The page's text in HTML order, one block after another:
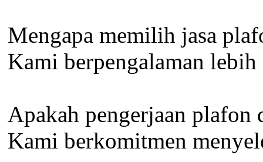
Mengapa memilih jasa
Kami berpengalaman
Apakah pengerjaan plafon
Kami berkomitmen